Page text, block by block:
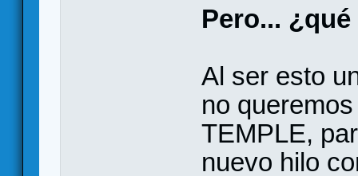
Pero...
Al ser esto
no
TEMPLE,
nuevo hilo